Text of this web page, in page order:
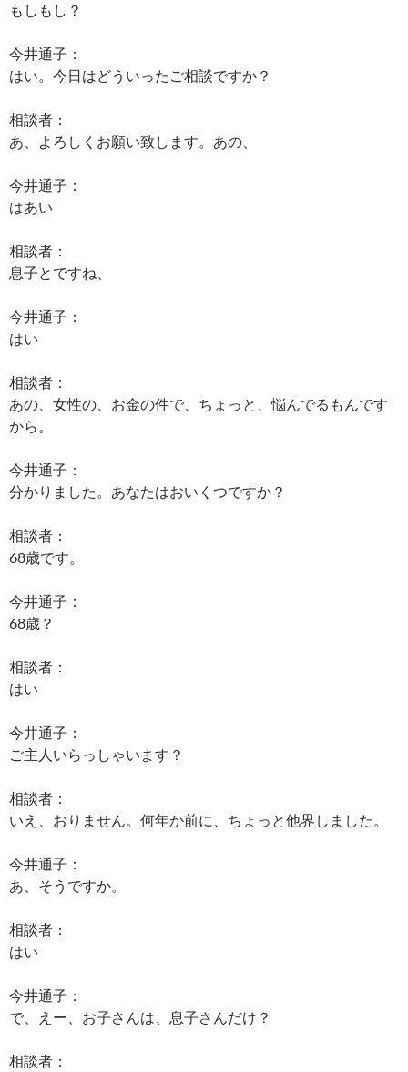
もしもし？
今井通子：
はい。今日はどういったご相談ですか？
相談者：
あ、よろしくお願い致します。あの、
今井通子：
はあい
相談者：
息子とですね、
今井通子：
はい
相談者：
あの、女性の、お金の件で、ちょっと、悩んでるもんです
から。
今井通子：
分かりました。あなたはおいくつですか？
相談者：
68歳です。
今井通子：
68歳？
相談者：
はい
今井通子：
ご主人いらっしゃいます？
相談者：
いえ、おりません。何年か前に、ちょっと他界しました。
今井通子：
あ、そうですか。
相談者：
はい
今井通子：
で、えー、お子さんは、息子さんだけ？
相談者：